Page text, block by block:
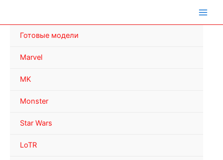
Готовые модели
Marvel
MK
Monster
Star Wars
LoTR